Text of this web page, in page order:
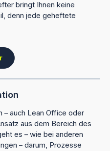
bringt Ihnen keine
denn jede geheftete
– auch Lean Office oder
aus dem Bereich des
es – wie bei anderen
– darum, Prozesse